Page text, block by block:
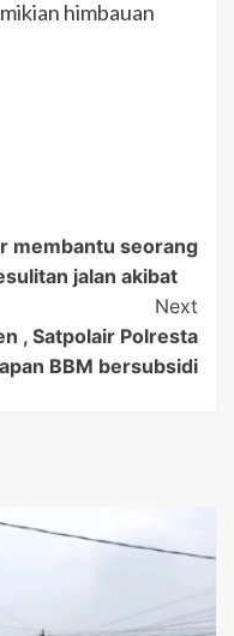
himbauan
membantu seorang
jalan akibat
Next
, Satpolair Polresta
BBM bersubsidi